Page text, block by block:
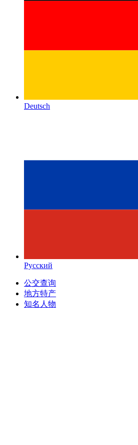
Deutsch
Русский
公交查询
地方特产
知名人物